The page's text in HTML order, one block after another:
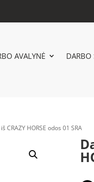
AVALYNĖ DARBO
CRAZY HORSE odos 01 SRA